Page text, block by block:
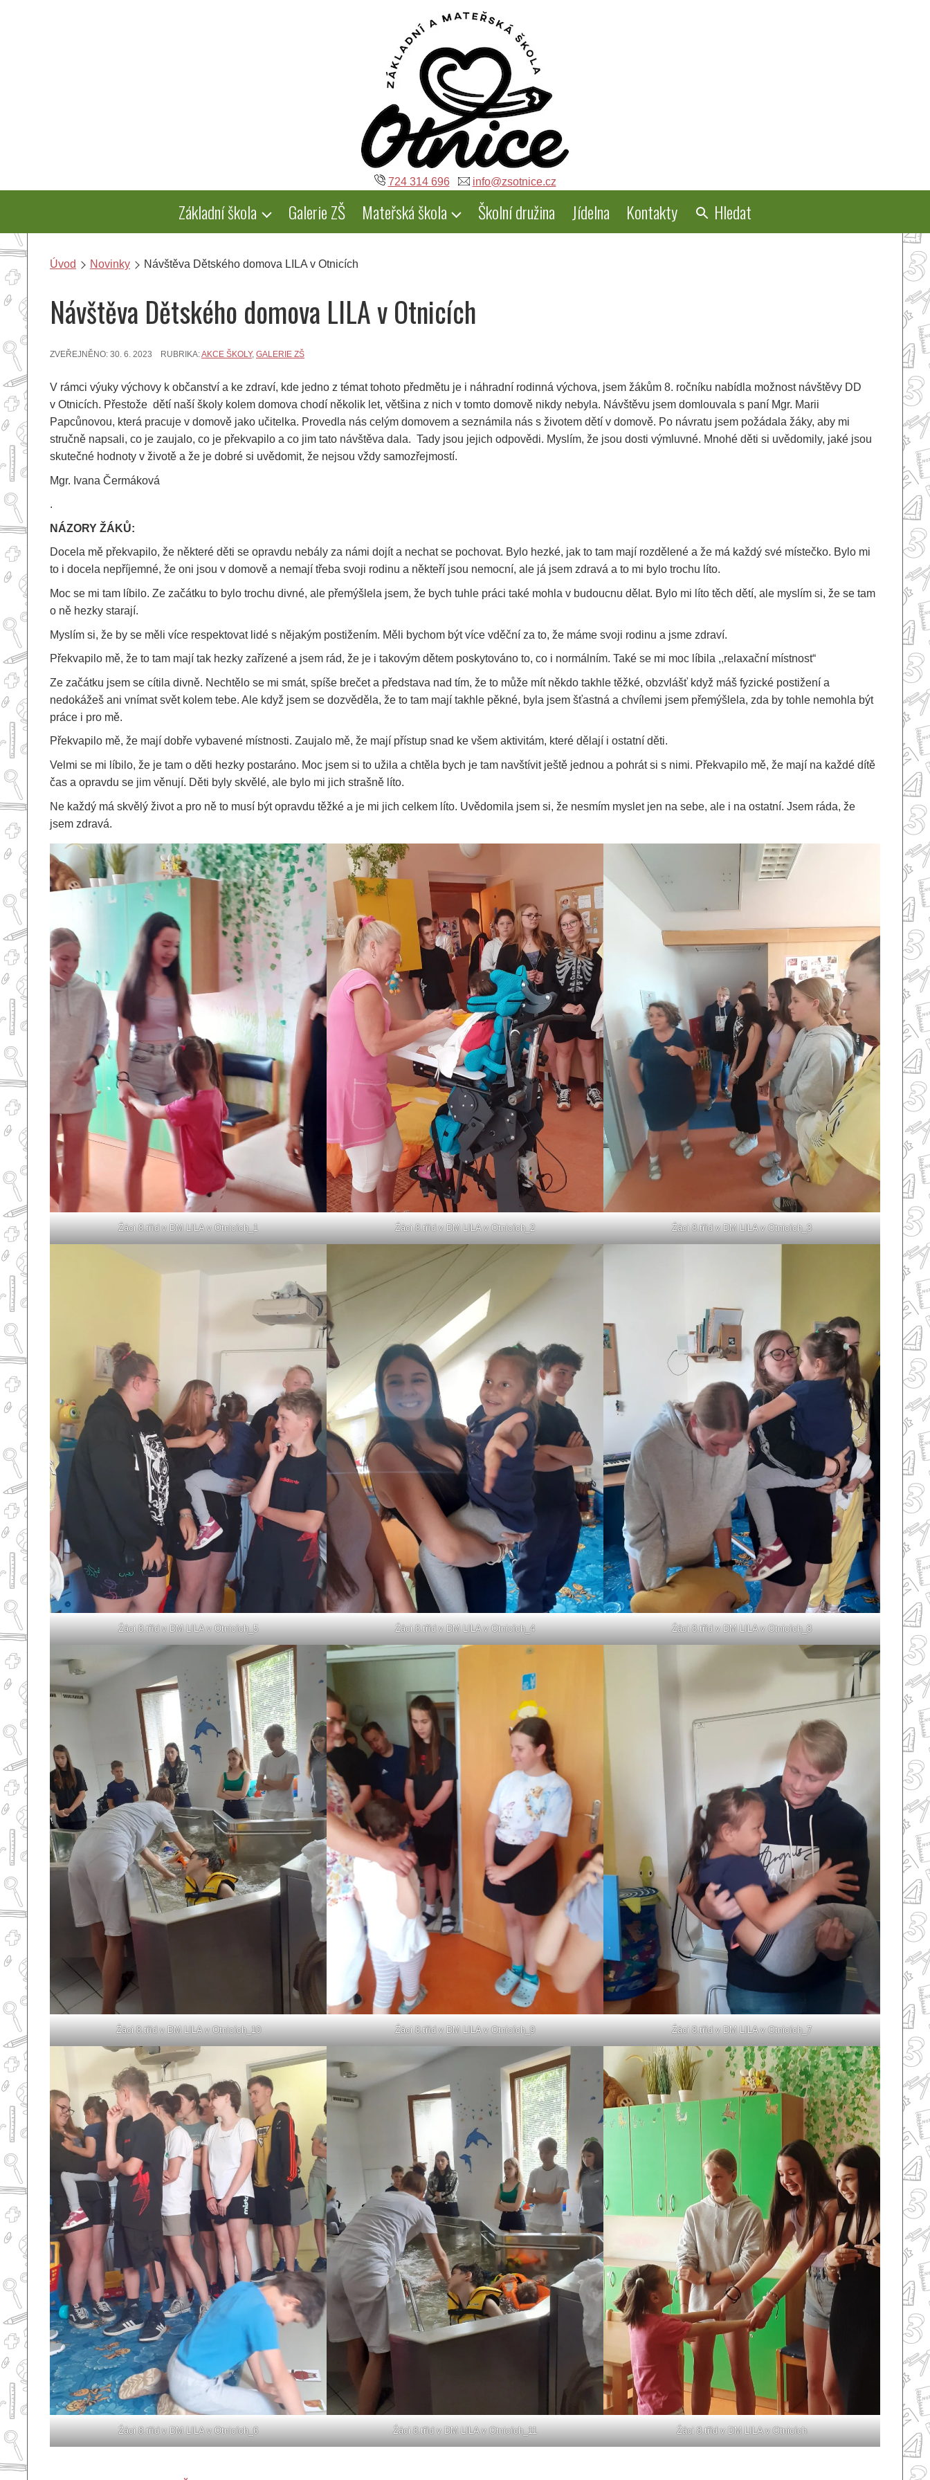
724 314 696 info@zsotnice.cz
Základní škola Galerie ZŠ Mateřská škola Školní družina Jídelna Kontakty Hledat
Úvod Novinky Návštěva Dětského domova LILA v Otnicích
Návštěva Dětského domova LILA v Otnicích
ZVEŘEJNĚNO: 30. 6. 2023 RUBRIKA:AKCE ŠKOLY, GALERIE ZŠ
V rámci výuky výchovy k občanství a ke zdraví, kde jedno z témat tohoto předmětu je i náhradní rodinná výchova, jsem žákům 8. ročníku nabídla možnost návštěvy DD
v Otnicích. Přestože dětí naší školy kolem domova chodí několik let, většina z nich v tomto domově nikdy nebyla. Návštěvu jsem domlouvala s paní Mgr. Marii
Papcůnovou, která pracuje v domově jako učitelka. Provedla nás celým domovem a seznámila nás s životem dětí v domově. Po návratu jsem požádala žáky, aby mi
stručně napsali, co je zaujalo, co je překvapilo a co jim tato návštěva dala. Tady jsou jejich odpovědi. Myslím, že jsou dosti výmluvné. Mnohé děti si uvědomily, jaké jsou
skutečné hodnoty v životě a že je dobré si uvědomit, že nejsou vždy samozřejmostí.
Mgr. Ivana Čermáková
.
NÁZORY ŽÁKŮ:
Docela mě překvapilo, že některé děti se opravdu nebály za námi dojít a nechat se pochovat. Bylo hezké, jak to tam mají rozdělené a že má každý své místečko. Bylo mi
to i docela nepříjemné, že oni jsou v domově a nemají třeba svoji rodinu a někteří jsou nemocní, ale já jsem zdravá a to mi bylo trochu líto.
Moc se mi tam líbilo. Ze začátku to bylo trochu divné, ale přemýšlela jsem, že bych tuhle práci také mohla v budoucnu dělat. Bylo mi líto těch dětí, ale myslím si, že se tam
o ně hezky starají.
Myslím si, že by se měli více respektovat lidé s nějakým postižením. Měli bychom být více vděční za to, že máme svoji rodinu a jsme zdraví.
Překvapilo mě, že to tam mají tak hezky zařízené a jsem rád, že je i takovým dětem poskytováno to, co i normálním. Také se mi moc líbila ,,relaxační místnost“
Ze začátku jsem se cítila divně. Nechtělo se mi smát, spíše brečet a představa nad tím, že to může mít někdo takhle těžké, obzvlášť když máš fyzické postižení a
nedokážeš ani vnímat svět kolem tebe. Ale když jsem se dozvěděla, že to tam mají takhle pěkné, byla jsem šťastná a chvílemi jsem přemýšlela, zda by tohle nemohla být
práce i pro mě.
Překvapilo mě, že mají dobře vybavené místnosti. Zaujalo mě, že mají přístup snad ke všem aktivitám, které dělají i ostatní děti.
Velmi se mi líbilo, že je tam o děti hezky postaráno. Moc jsem si to užila a chtěla bych je tam navštívit ještě jednou a pohrát si s nimi. Překvapilo mě, že mají na každé dítě
čas a opravdu se jim věnují. Děti byly skvělé, ale bylo mi jich strašně líto.
Ne každý má skvělý život a pro ně to musí být opravdu těžké a je mi jich celkem líto. Uvědomila jsem si, že nesmím myslet jen na sebe, ale i na ostatní. Jsem ráda, že
jsem zdravá.
Źáci 8.tříd v DM LILA v Otnicích_1 Źáci 8.tříd v DM LILA v Otnicích_2 Źáci 8.tříd v DM LILA v Otnicích_3
Źáci 8.tříd v DM LILA v Otnicích_5 Źáci 8.tříd v DM LILA v Otnicích_4 Źáci 8.tříd v DM LILA v Otnicích_8
Źáci 8.tříd v DM LILA v Otnicích_10 Źáci 8.tříd v DM LILA v Otnicích_9 Źáci 8.tříd v DM LILA v Otnicích_7
Źáci 8.tříd v DM LILA v Otnicích_6 Źáci 8.tříd v DM LILA v Otnicích_11 Źáci 8.tříd v DM LILA v Otnicích